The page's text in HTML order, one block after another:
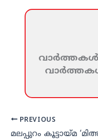
വാര്‍ത്തകള്‍
PREVIOUS